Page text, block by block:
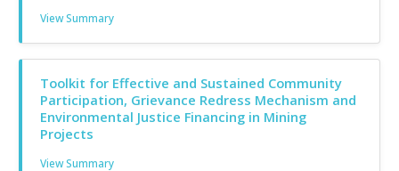
View Summary
Toolkit for Effective and Sustained Community
Participation, Grievance Redress Mechanism and
Environmental Justice Financing in Mining
Projects
View Summary